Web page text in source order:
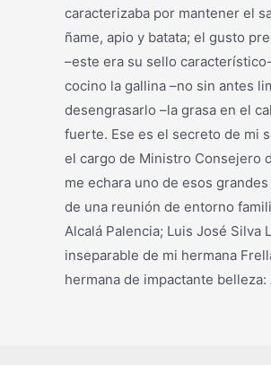
caracterizaba por mantener el
ñame, apio y batata; el gusto
–este era su sello
cocino la gallina –no sin antes
desengrasarlo –la grasa en el
fuerte. Ese es el secreto de mi
el cargo de Ministro Consejero
me echara uno de esos
de una reunión de entorno
Alcalá Palencia; Luis José Silva
inseparable de mi hermana
hermana de impactante